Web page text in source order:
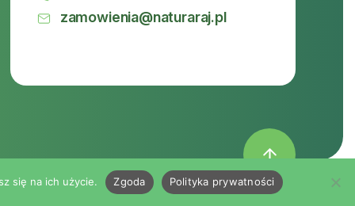
zamowienia@naturaraj.pl
się na ich użycie. Zgoda Polityka prywatności